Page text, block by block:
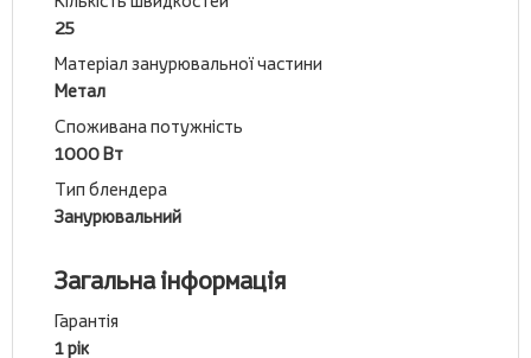
25
Матеріал занурювальної частини
Метал
Споживана потужність
1000 Вт
Тип блендера
Занурювальний
Загальна інформація
Гарантія
1 рік